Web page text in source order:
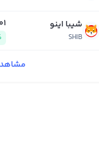
شیبا اینو
SHIB